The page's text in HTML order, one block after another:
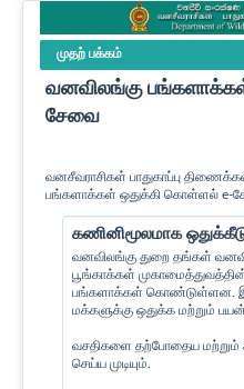
முதற் பக்கம்
வனவிலங்கு
சேவை
வனசீவராசிகள் பாதுகாப்பு
பங்களாக்கள் ஒதுக்கி கொள்ளல் e-
கணினிமூலமாக
வனவிலங்கு துறை தங்கள்
பூங்காக்கள்
பங்களாக்கள் கொண்டுள்ளன.
மக்களுக்கு ஒதுக்க மற்றும்
வசதிகளை தற்போதைய மற்றும்
செய்ய முடியும்.